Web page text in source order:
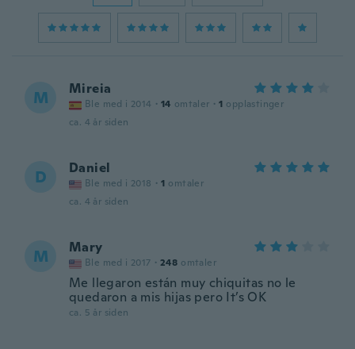
M Mireia
Ble med i 2014 · 14 omtaler · 1 opplastinger
ca. 4 år siden
D Daniel
Ble med i 2018 · 1 omtaler
ca. 4 år siden
M Mary
Ble med i 2017 · 248 omtaler
Me llegaron están muy chiquitas no le
quedaron a mis hijas pero It’s OK
ca. 5 år siden